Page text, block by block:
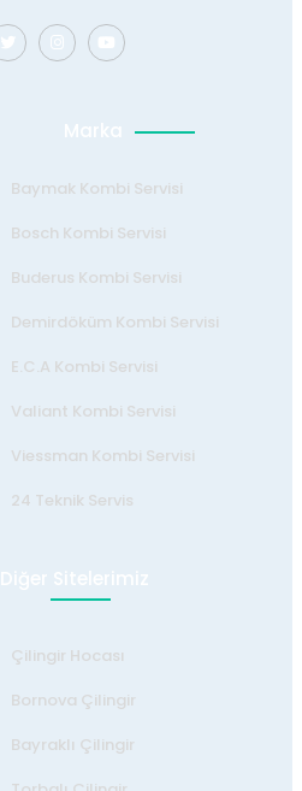
Marka
Baymak Kombi Servisi
Bosch Kombi Servisi
Buderus Kombi Servisi
Demirdöküm Kombi Servisi
E.C.A Kombi Servisi
Valiant Kombi Servisi
Viessman Kombi Servisi
24 Teknik Servis
Diğer Sitelerimiz
Çilingir Hocası
Bornova Çilingir
Bayraklı Çilingir